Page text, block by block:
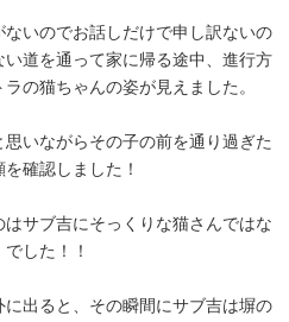
いのでお話しだけで申し訳ないの
道を通って家に帰る途中、進行方
の猫ちゃんの姿が見えました。
思いながらその子の前を通り過ぎた
確認しました！
サブ吉にそっくりな猫さんではな
した！！
に出ると、その瞬間にサブ吉は塀の